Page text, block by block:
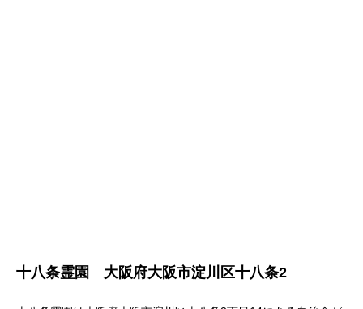
十八条霊園 大阪府大阪市淀川区十八条2